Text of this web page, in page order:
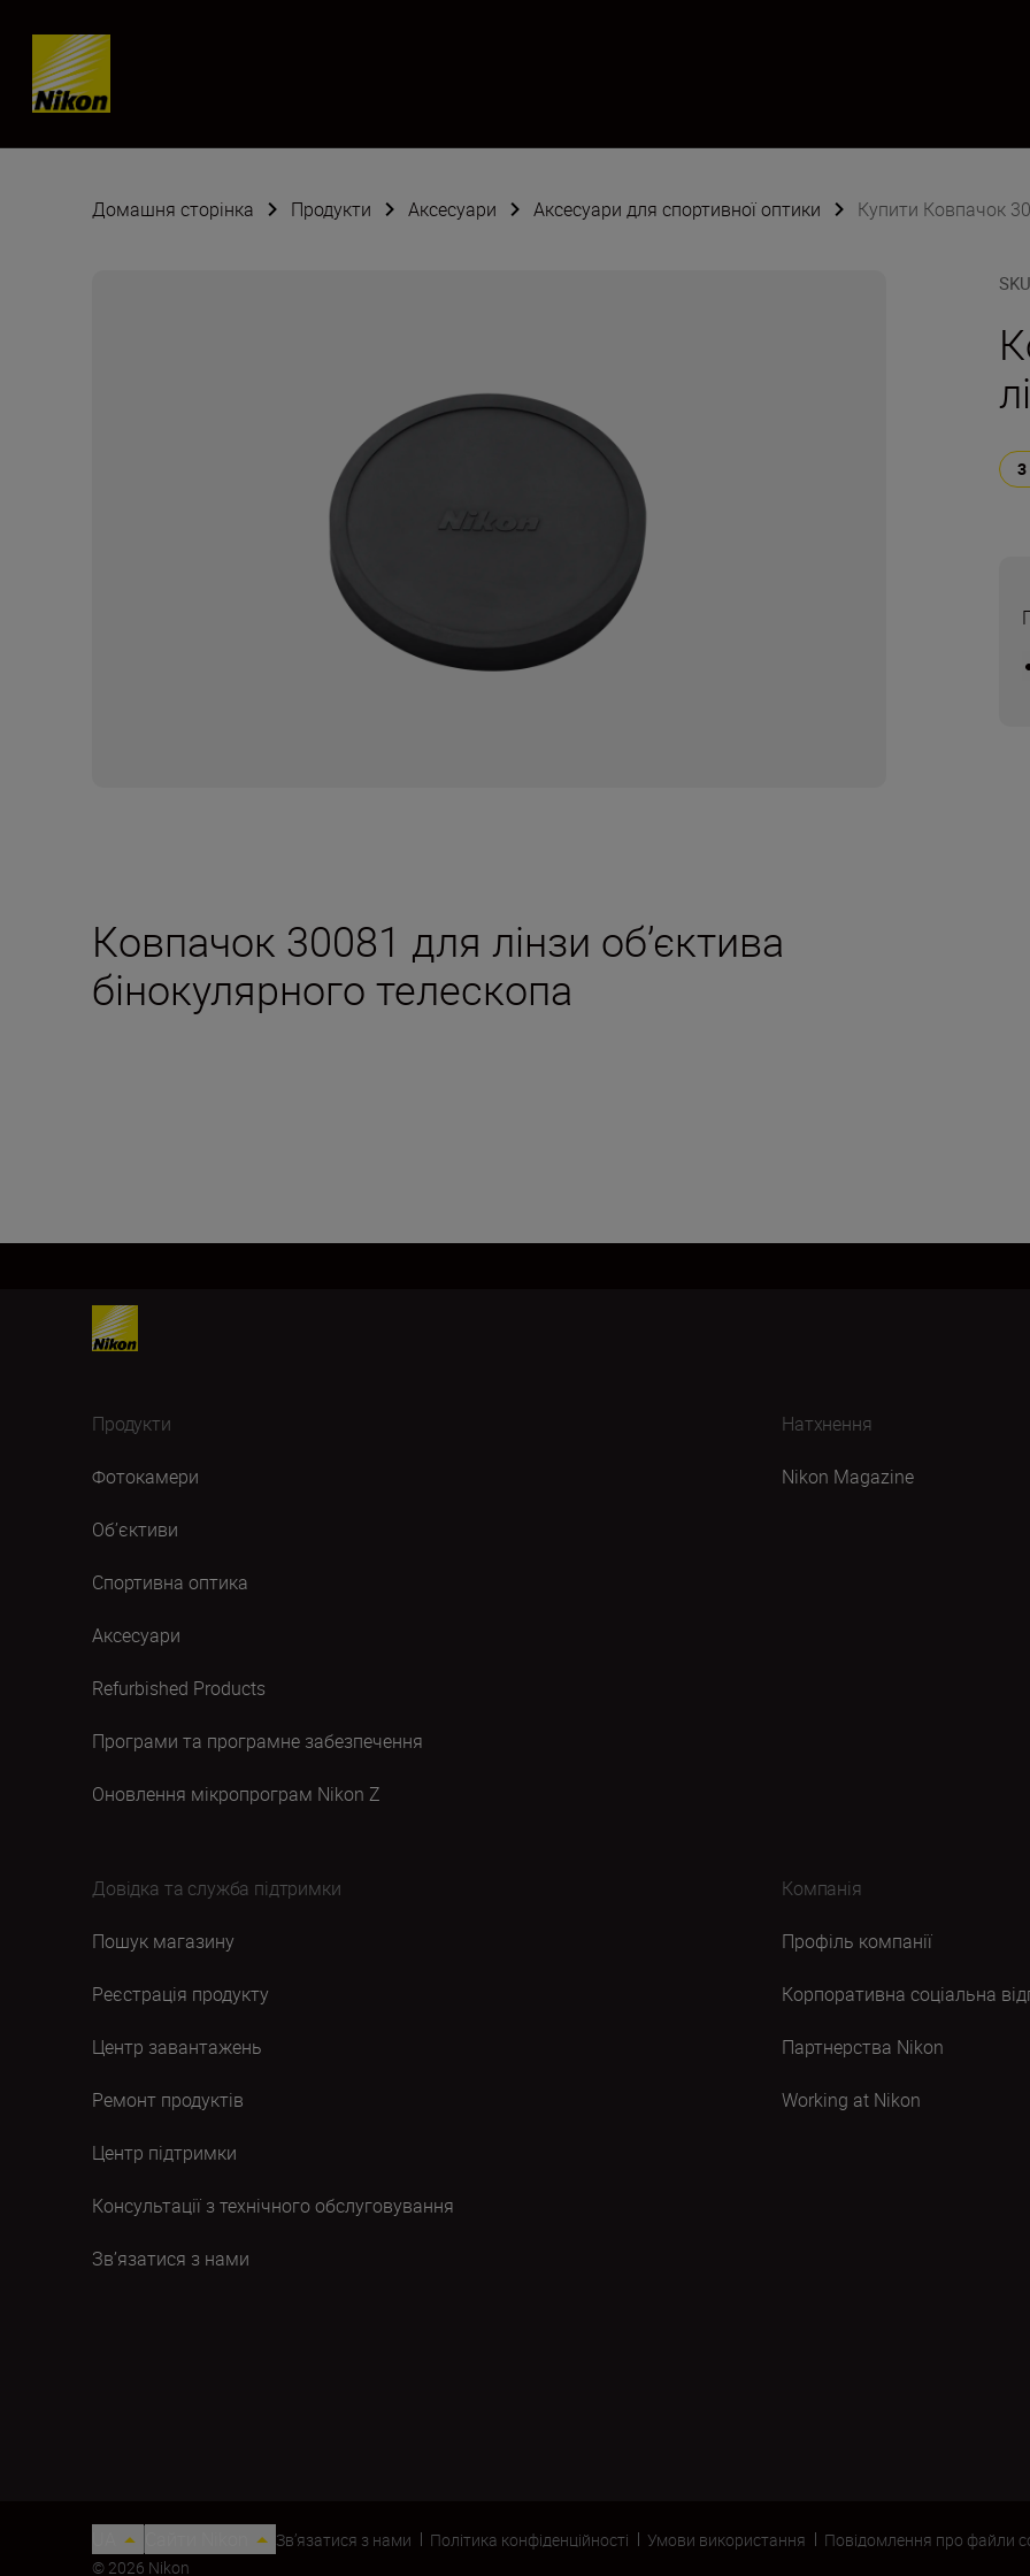
Skip content
Домашня сторінка Продукти Аксесуари Аксесуари для спортивної оптики Купити Ковпачок
SKU
Ковпачок 30081 для лінзи об’єктива
бінокулярного телескопа
Продукти
Фотокамери
Об’єктиви
Спортивна оптика
Аксесуари
Refurbished Products
Програми та програмне забезпечення
Оновлення мікропрограм Nikon Z
Натхнення
Nikon Magazine
Довідка та служба підтримки
Пошук магазину
Реєстрація продукту
Центр завантажень
Ремонт продуктів
Центр підтримки
Консультації з технічного обслуговування
Зв’язатися з нами
Компанія
Профіль компанії
Корпоративна соціальна
Партнерства Nikon
Working at Nikon
Зв’язатися з нами Політика конфіденційності Умови використання Повідомлення про файли
© 2026 Nikon